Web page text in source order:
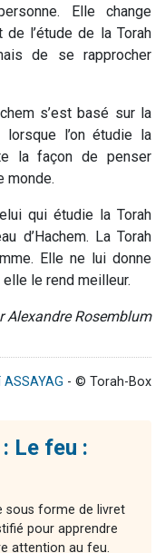
Elle change
de l’étude de la Torah
de se rapprocher
s’est basé sur la
l’on étudie la
la façon de penser
monde.
qui étudie la Torah
d’Hachem. La Torah
Elle ne lui donne
le rend meilleur.
Alexandre Rosemblum
- © Torah-Box
Le feu :
sous forme de livret
pour apprendre
attention au feu.